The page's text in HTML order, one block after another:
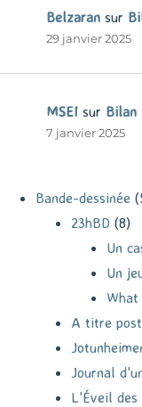
Belzaran sur
29 janvier 2025
MSEI sur Bilan
7 janvier 2025
Bande-dessinée
23hBD (8)
Un
Un
A titre
Journal
L'Éveil des